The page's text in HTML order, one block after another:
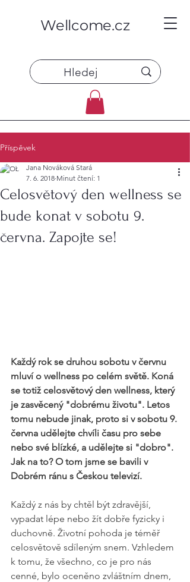
Wellcome.cz
Příspěvek
Celosvětový den wellness se
bude konat v sobotu 9.
června. Zapojte se!
Jana Nováková Stará
7. 6. 2018 Minut čtení: 1
Každý rok se druhou sobotu v červnu
mluví o wellness po celém světě. Koná
se totiž celosvětový den wellness, který
je zasvěcený "dobrému životu". Letos
tomu nebude jinak, proto si v sobotu 9.
června udělejte chvíli času pro sebe
nebo své blízké, a udělejte si "dobro".
Jak na to? O tom jsme se bavili v
Dobrém ránu s Českou televizí.
Každý z nás by chtěl být zdravější,
vypadat lépe nebo žít dobře fyzicky i
duchovně. Životní pohoda je téměř
celosvětově sdíleným snem. Vzhledem
k tomu, že všechno, co je pro nás
cenné, bylo oceněno zvláštním dnem,